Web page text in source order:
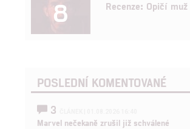
8 Recenze: Opičí muž
POSLEDNÍ KOMENTOVANÉ
3
Marvel nečekaně zrušil již schválené